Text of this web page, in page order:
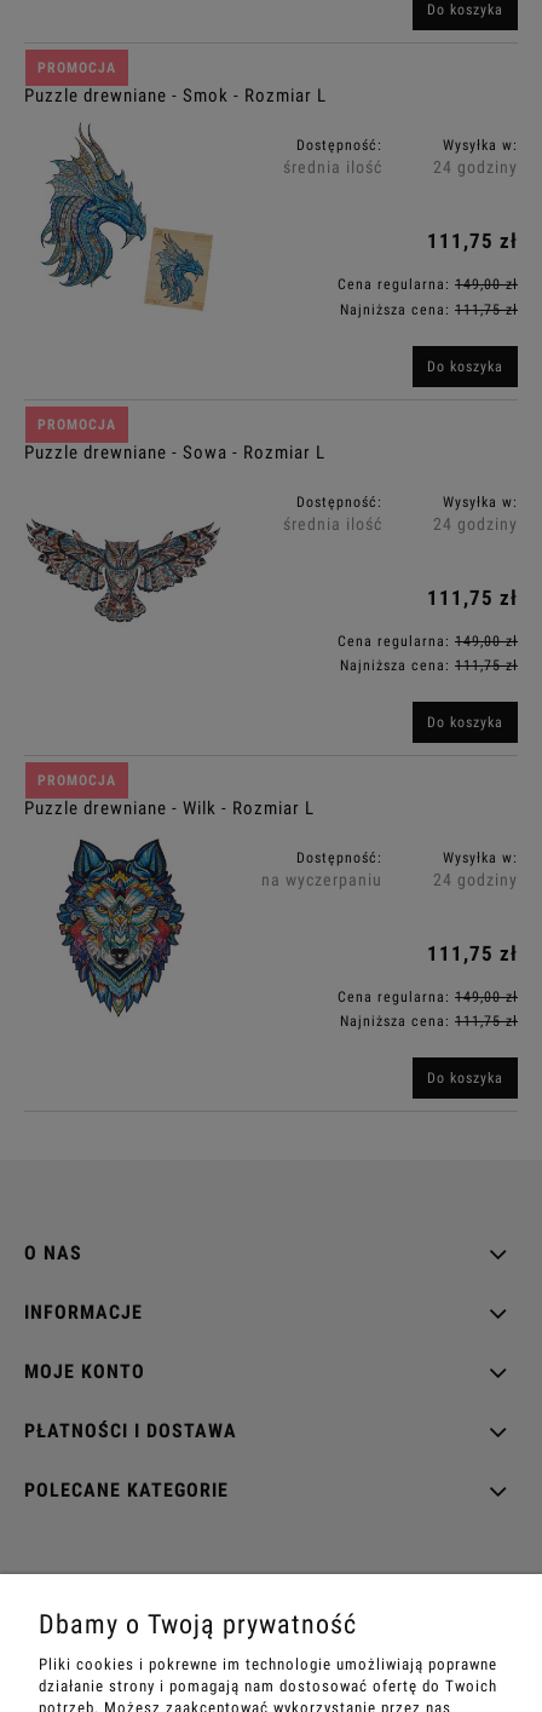
Do koszyka
Puzzle drewniane - Smok - Rozmiar L
Dostępność:
średnia ilość
Wysyłka w:
24 godziny
111,75 zł
Cena regularna: 149,00 zł
Najniższa cena: 111,75 zł
Do koszyka
PROMOCJA
Puzzle drewniane - Sowa - Rozmiar L
Dostępność:
średnia ilość
Wysyłka w:
24 godziny
111,75 zł
Cena regularna: 149,00 zł
Najniższa cena: 111,75 zł
Do koszyka
PROMOCJA
Puzzle drewniane - Wilk - Rozmiar L
Dostępność:
na wyczerpaniu
Wysyłka w:
24 godziny
111,75 zł
Cena regularna: 149,00 zł
Najniższa cena: 111,75 zł
Do koszyka
PROMOCJA
O NAS
INFORMACJE
MOJE KONTO
PŁATNOŚCI I DOSTAWA
POLECANE KATEGORIE
EZOTERRA shop
ul. Rynek Wieluński 28
42-202 Częstochowa
Dbamy o Twoją prywatność
Pliki cookies i pokrewne im technologie umożliwiają poprawne
działanie strony i pomagają nam dostosować ofertę do Twoich
potrzeb. Możesz zaakceptować wykorzystanie przez nas